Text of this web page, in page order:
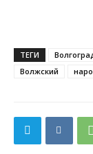
ТЕГИ
Волжский